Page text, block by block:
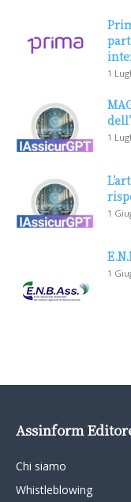
1
1
1
1
Assinform
Chi siamo
Whistleblowing